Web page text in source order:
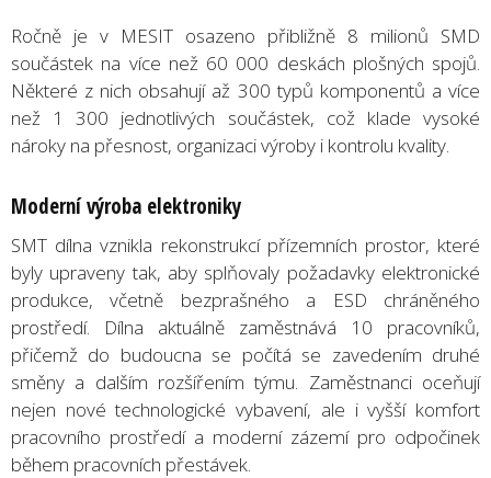
Ročně je v MESIT osazeno přibližně 8 milionů SMD
součástek na více než 60 000 deskách plošných spojů.
Některé z nich obsahují až 300 typů komponentů a více
než 1 300 jednotlivých součástek, což klade vysoké
nároky na přesnost, organizaci výroby i kontrolu kvality.
Moderní výroba elektroniky
SMT dílna vznikla rekonstrukcí přízemních prostor, které
byly upraveny tak, aby splňovaly požadavky elektronické
produkce, včetně bezprašného a ESD chráněného
prostředí. Dílna aktuálně zaměstnává 10 pracovníků,
přičemž do budoucna se počítá se zavedením druhé
směny a dalším rozšířením týmu. Zaměstnanci oceňují
nejen nové technologické vybavení, ale i vyšší komfort
pracovního prostředí a moderní zázemí pro odpočinek
během pracovních přestávek.